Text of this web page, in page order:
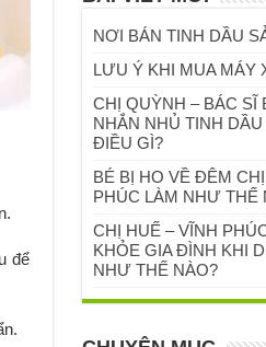
để
NƠI BÁN TINH DẦU
LƯU Ý KHI MUA MÁY
CHỊ QUỲNH – BÁC SĨ
NHẮN NHỦ TINH
ĐIỀU GÌ?
BÉ BỊ HO VỀ ĐÊM
PHÚC LÀM NHƯ THẾ
CHỊ HUẾ – VĨNH
KHỎE GIA ĐÌNH KHI
NHƯ THẾ NÀO?